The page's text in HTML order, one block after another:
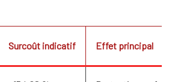
Surcoût indicatif Effet principal